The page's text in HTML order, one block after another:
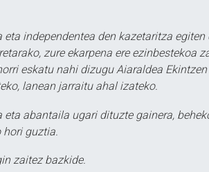
eta independentea den kazetaritza
zure ekarpena ere ezinbestekoa
eskatu nahi dizugu Aiaraldea
lanean jarraitu ahal izateko.
eta abantaila ugari dituzte gainera,
guztia.
zaitez bazkide.